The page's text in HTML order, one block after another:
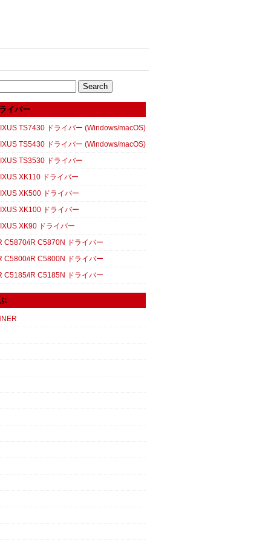
イバー
TS7430 ドライバー (Windows/macOS)
TS5430 ドライバー (Windows/macOS)
TS3530 ドライバー
XK110 ドライバー
XK500 ドライバー
XK100 ドライバー
XK90 ドライバー
C5870/iR C5870N ドライバー
C5800/iR C5800N ドライバー
C5185/iR C5185N ドライバー